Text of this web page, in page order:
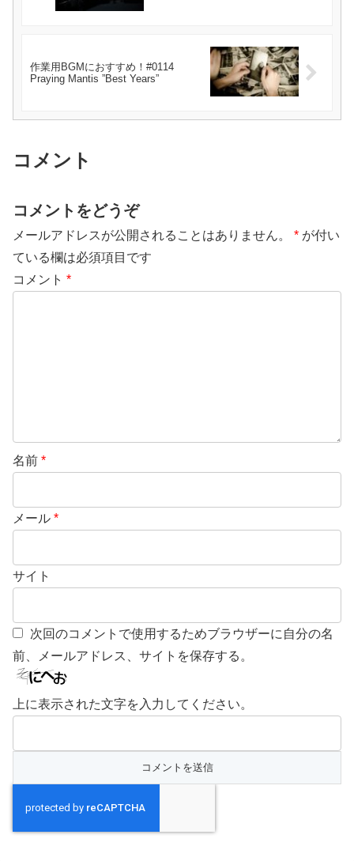
作業用BGMにおすすめ！#0114
Praying Mantis ”Best Years”
コメント
コメントをどうぞ
メールアドレスが公開されることはありません。 * が付い
ている欄は必須項目です
コメント *
名前 *
メール *
サイト
次回のコメントで使用するためブラウザーに自分の名
前、メールアドレス、サイトを保存する。
上に表示された文字を入力してください。